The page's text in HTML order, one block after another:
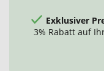
Exklusiver
3% Rabatt auf